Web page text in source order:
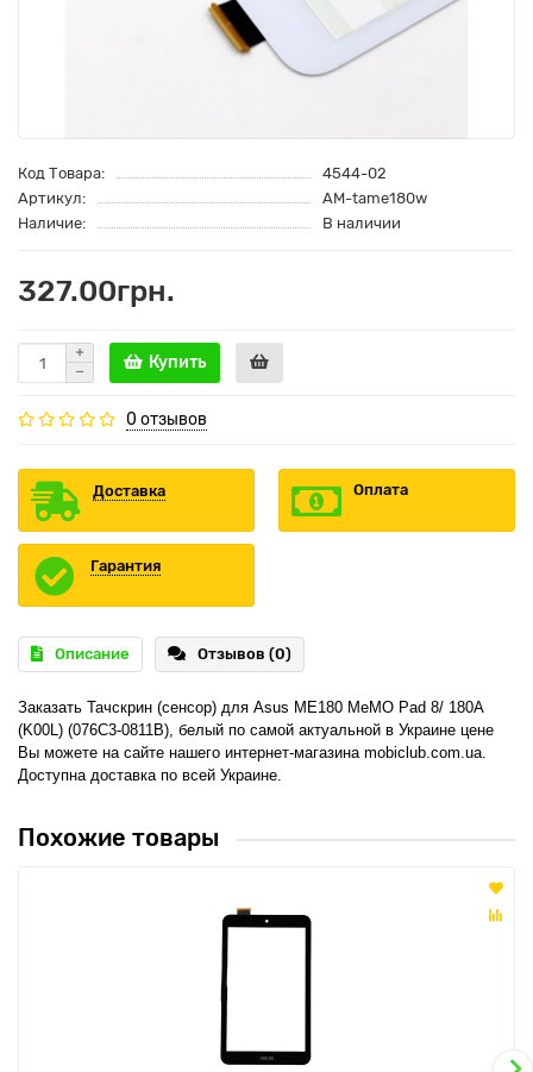
Код Товара:
4544-02
Артикул:
AM-tame180w
Наличие:
В наличии
327.00грн.
Купить
0 отзывов
Доставка Оплата
Гарантия
Описание Отзывов (0)
Заказать Тачскрин (сенсор) для Asus ME180 MeMO Pad 8/ 180A
(K00L) (076C3-0811B), белый по самой актуальной в Украине цене
Вы можете на сайте нашего интернет-магазина mobiclub.com.ua.
Доступна доставка по всей Украине.
Похожие товары